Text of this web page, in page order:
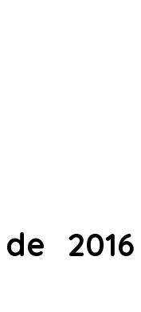
2016